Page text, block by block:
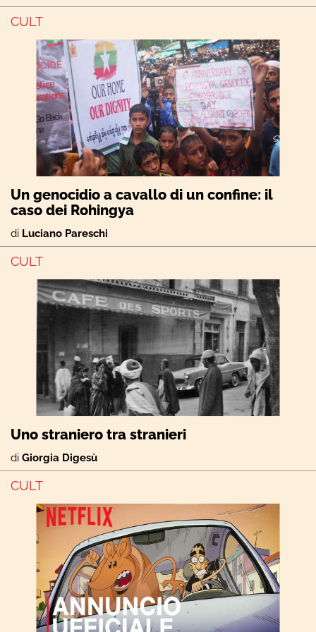
CULT
Un genocidio a cavallo di un confine: il
caso dei Rohingya
di Luciano Pareschi
CULT
Uno straniero tra stranieri
di Giorgia Digesù
CULT